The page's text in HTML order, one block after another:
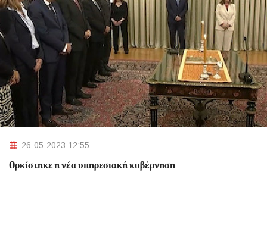
26-05-2023 12:55
Ορκίστηκε η νέα υπηρεσιακή κυβέρνηση